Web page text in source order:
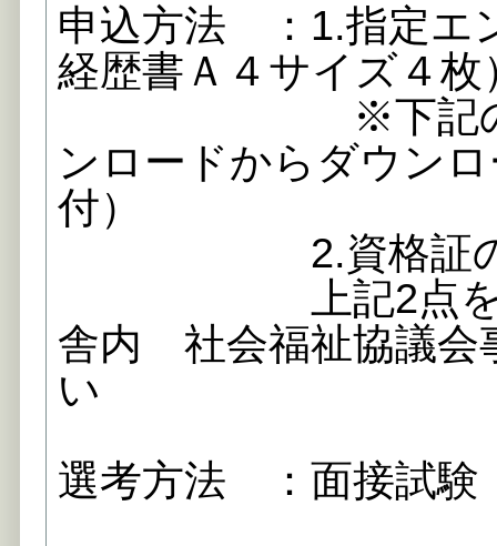
申込方法 ：1.指定エ
経歴書Ａ４サイズ４枚
※下記のリンク
ンロードからダウン
付）
2.資格証の
上記2点を電話
舎内 社会福祉協議会
い
選考方法 ：面接試験